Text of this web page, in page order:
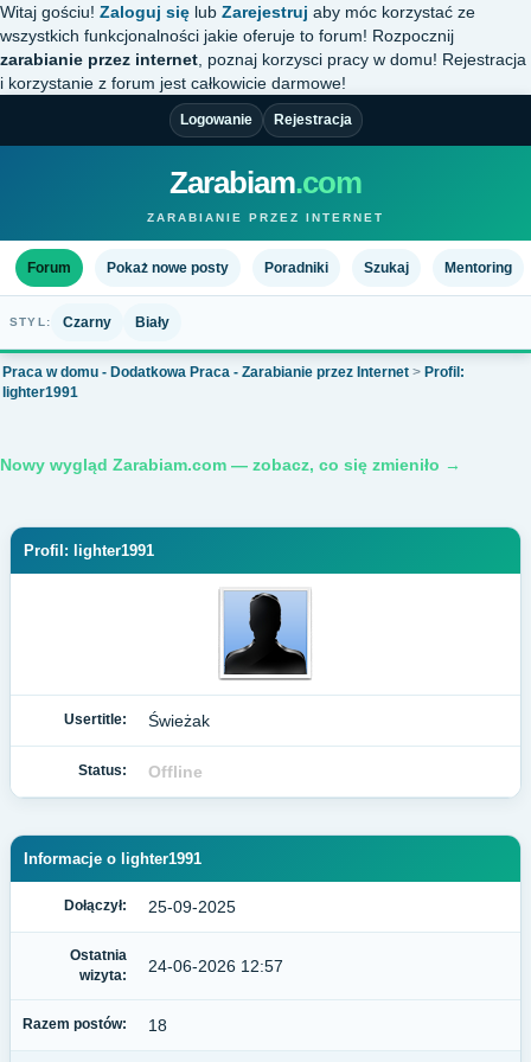
Witaj gościu! Zaloguj się lub Zarejestruj aby móc korzystać ze
wszystkich funkcjonalności jakie oferuje to forum! Rozpocznij
zarabianie przez internet , poznaj korzysci pracy w domu! Rejestracja
i korzystanie z forum jest całkowicie darmowe!
Logowanie Rejestracja
Zarabiam.com
ZARABIANIE PRZEZ INTERNET
Forum Pokaż nowe posty Poradniki Szukaj Mentoring
STYL: Czarny Biały
Praca w domu - Dodatkowa Praca - Zarabianie przez Internet > Profil:
lighter1991
Nowy wygląd Zarabiam.com — zobacz, co się zmieniło →
Profil: lighter1991
Usertitle: Świeżak
Status: Offline
Informacje o lighter1991
Dołączył: 25-09-2025
Ostatnia
wizyta:
24-06-2026 12:57
Razem postów: 18